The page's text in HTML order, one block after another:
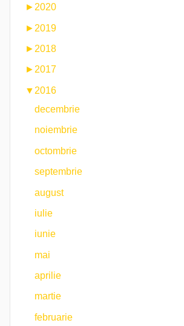
► 2020
► 2019
► 2018
►2017
▼ 2016
decembrie
noiembrie
octombrie
septembrie
august
iulie
iunie
mai
aprilie
martie
februarie